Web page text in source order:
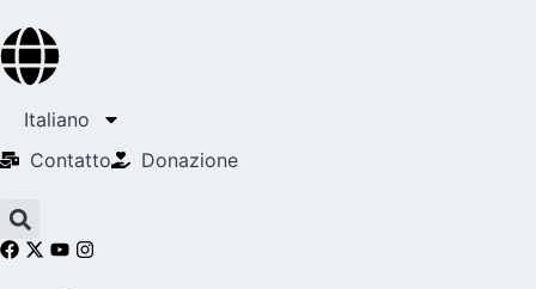
Italiano
Contatto
Donazione